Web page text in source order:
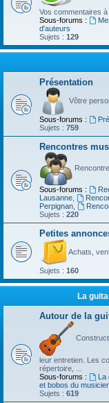
Vos commentaires
Sous-forums :
d'auteurs
Sujets : 129
Présentation
Vôtre
Sous-forums :
Sujets : 759
Rencontres
Sous-forums :
Lausanne
Perpignan
Sujets : 220
Petites
Achats,
Sujets : 160
La
Autour de la
leur entretien. Les
répertoire, ...
Sous-forums :
La
et bobos du
Sujets : 619